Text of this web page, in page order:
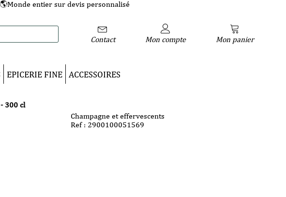
entier sur devis personnalisé
Contact Mon compte Mon panier
EPICERIE FINE ACCESSOIRES
300 cl
Champagne et effervescents
Ref : 2900100051569